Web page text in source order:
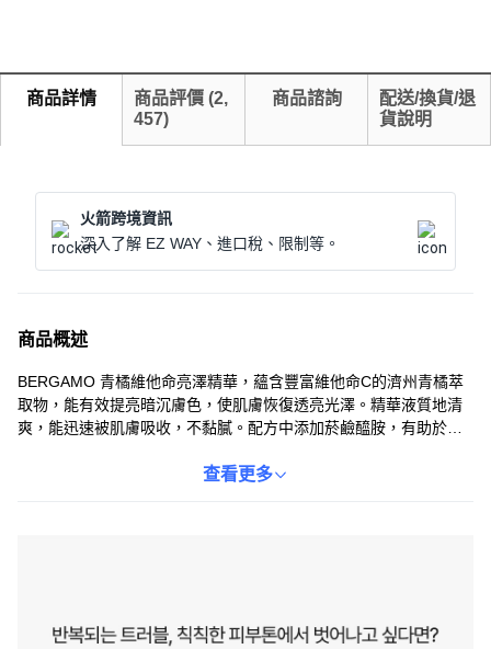
商品詳情 商品評價 (2,
457)
商品諮詢
配送/換貨/退
貨說明
火箭跨境資訊
深入了解 EZ WAY、進口稅、限制等。
商品概述
BERGAMO 青橘維他命亮澤精華，蘊含豐富維他命C的濟州青橘萃
取物，能有效提亮暗沉膚色，使肌膚恢復透亮光澤。精華液質地清
爽，能迅速被肌膚吸收，不黏膩。配方中添加菸鹼醯胺，有助於改
自然光彩。適合各種膚質，為肌膚提供溫和有效的亮白護理。
查看更多